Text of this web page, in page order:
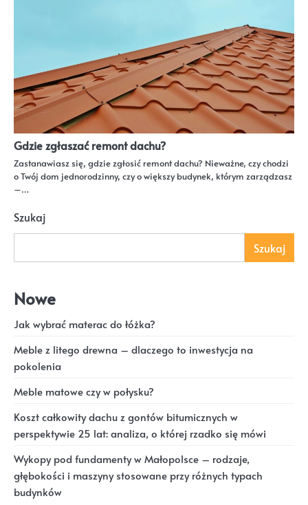
Gdzie zgłaszać remont dachu?
Zastanawiasz się, gdzie zgłosić remont dachu? Nieważne, czy chodzi
o Twój dom jednorodzinny, czy o większy budynek, którym zarządzasz
–…
Szukaj
Szukaj
Nowe
Jak wybrać materac do łóżka?
Meble z litego drewna – dlaczego to inwestycja na
pokolenia
Meble matowe czy w połysku?
Koszt całkowity dachu z gontów bitumicznych w
perspektywie 25 lat: analiza, o której rzadko się mówi
Wykopy pod fundamenty w Małopolsce – rodzaje,
głębokości i maszyny stosowane przy różnych typach
budynków